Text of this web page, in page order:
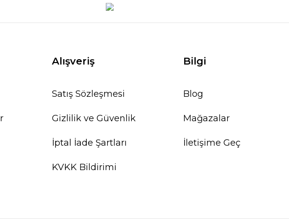
Alışveriş
Satış Sözleşmesi
Gizlilik ve Güvenlik
İptal İade Şartları
KVKK Bildirimi
Bilgi
Blog
Mağazalar
İletişime Geç